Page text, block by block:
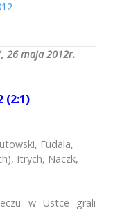
26 maja 2012r.
(2:1)
Fudala,
Itrych, Naczk,
w Ustce grali